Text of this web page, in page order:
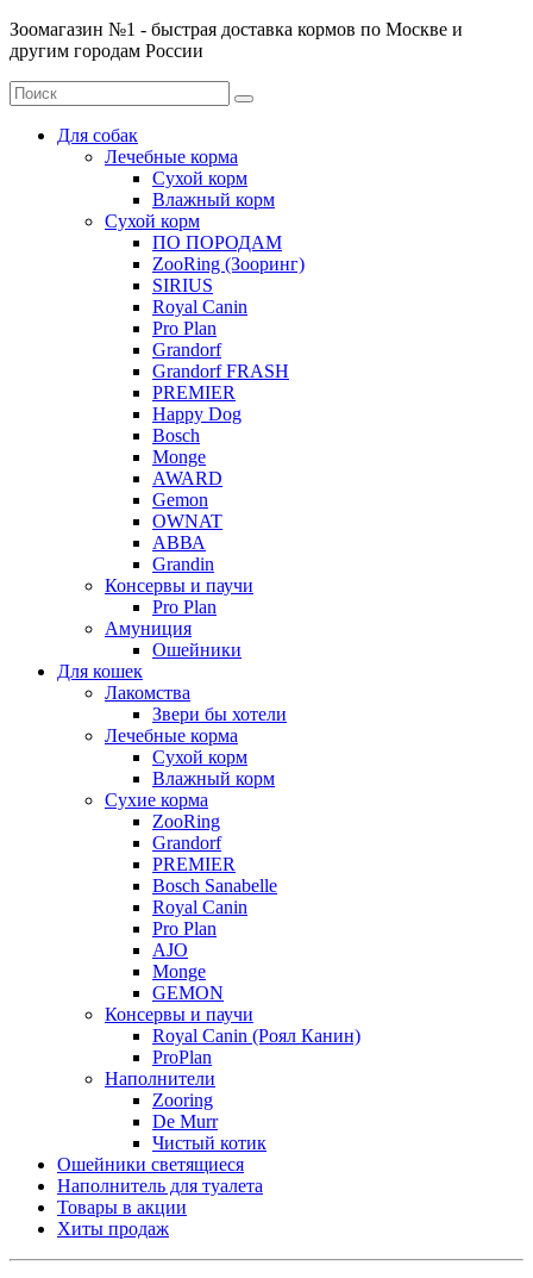
Зоомагазин №1 - быстрая доставка кормов по Москве и
другим городам России
Для собак
Лечебные корма
Сухой корм
Влажный корм
Сухой корм
ПО ПОРОДАМ
ZooRing (Зооринг)
SIRIUS
Royal Canin
Pro Plan
Grandorf
Grandorf FRASH
PREMIER
Happy Dog
Bosch
Monge
AWARD
Gemon
OWNAT
АВВА
Grandin
Консервы и паучи
Pro Plan
Амуниция
Ошейники
Для кошек
Лакомства
Звери бы хотели
Лечебные корма
Сухой корм
Влажный корм
Сухие корма
ZooRing
Grandorf
PREMIER
Bosch Sanabelle
Royal Canin
Pro Plan
AJO
Monge
GEMON
Консервы и паучи
Royal Canin (Роял Канин)
ProPlan
Наполнители
Zooring
De Murr
Чистый котик
Ошейники светящиеся
Наполнитель для туалета
Товары в акции
Хиты продаж